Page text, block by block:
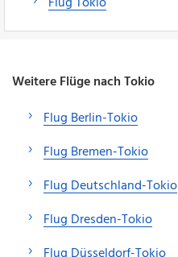
Weitere Flüge nach Tokio
Flug Berlin-Tokio
Flug Bremen-Tokio
Flug Deutschland-Tokio
Flug Dresden-Tokio